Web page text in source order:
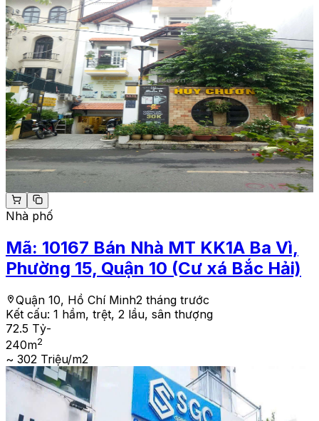
Nhà phố
Mã: 10167 Bán Nhà MT KK1A Ba Vì,
Phường 15, Quận 10 (Cư xá Bắc Hải)
Quận 10, Hồ Chí Minh2 tháng trước
Kết cấu: 1 hầm, trệt, 2 lầu, sân thượng
72.5 Tỷ-
240m2
~ 302 Triệu/m2